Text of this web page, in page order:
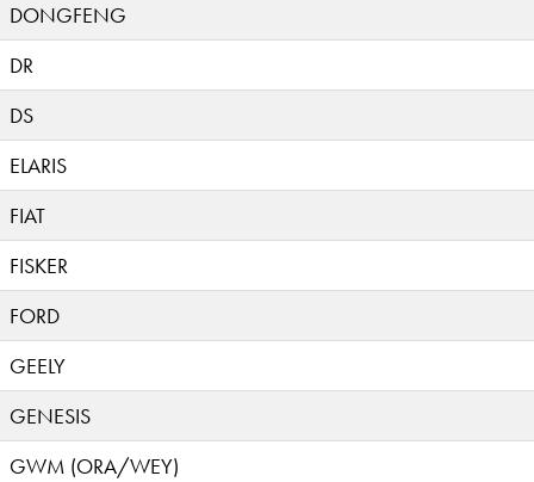
DONGFENG
DR
DS
ELARIS
FIAT
FISKER
FORD
GEELY
GENESIS
GWM (ORA/WEY)